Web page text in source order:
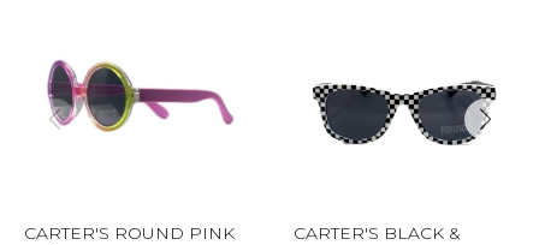
CARTER'S ROUND PINK
CARTER'S BLACK &